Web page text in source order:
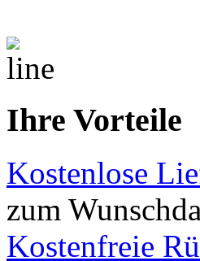
Ihre Vorteile
Kostenlose
zum
Kostenfreie